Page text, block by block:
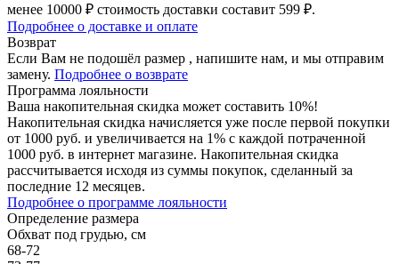
менее 10000 ₽ стоимость доставки составит 599 ₽.
Подробнее о доставке и оплате
Возврат
Если Вам не подошёл размер , напишите нам, и мы отправим
замену. Подробнее о возврате
Программа лояльности
Ваша накопительная скидка может составить 10%!
Накопительная скидка начисляется уже после первой покупки
от 1000 руб. и увеличивается на 1% с каждой потраченной
1000 руб. в интернет магазине. Накопительная скидка
рассчитывается исходя из суммы покупок, сделанный за
последние 12 месяцев.
Подробнее о программе лояльности
Определение размера
Обхват под грудью, см
68-72